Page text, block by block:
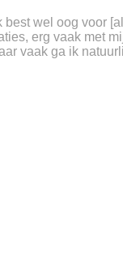
wel oog voor
erg vaak met
vaak ga ik